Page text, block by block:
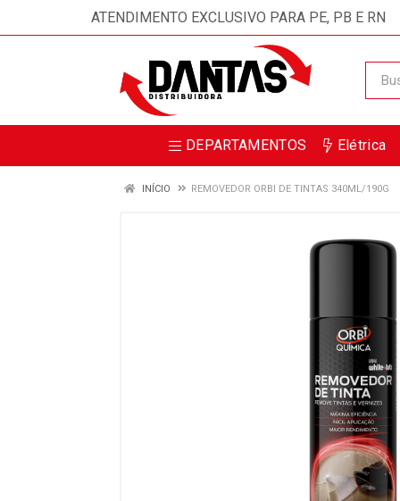
ATENDIMENTO EXCLUSIVO PARA PE, PB E RN
DEPARTAMENTOS Elétrica
INÍCIO REMOVEDOR ORBI DE TINTAS 340ML/190G